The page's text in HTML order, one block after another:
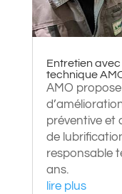
Entretien
technique
AMO
préventive et
de
responsable
ans.
lire plus